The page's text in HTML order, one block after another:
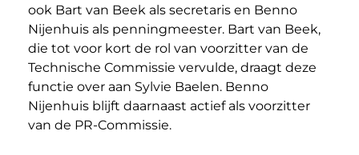
ook Bart van Beek als secretaris en Benno
Nijenhuis als penningmeester. Bart van Beek,
die tot voor kort de rol van voorzitter van de
Technische Commissie vervulde, draagt deze
functie over aan Sylvie Baelen. Benno
Nijenhuis blijft daarnaast actief als voorzitter
van de PR-Commissie.